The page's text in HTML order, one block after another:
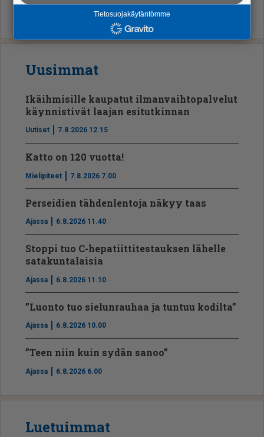
Uusimmat
Ikäihmisille kaupatut ilmanvaihtopalvelut
käynnistivät laajan esitutkinnan
Uutiset 7.8.2026 12.15
Katto on 120 vuotta!
Mielipiteet 7.8.2026 7.00
Perseidien tähdenlentoja näkyy taas
Ajassa 6.8.2026 11.40
Stoppi tuo C-hepatiit­ti­tes­tauksen lähelle
satakuntalaisia
Ajassa 6.8.2026 11.10
”Luonto tuo sielunrauhaa ja tuntuu kodilta”
Ajassa 6.8.2026 10.00
”Teen niin kuin sydän sanoo”
Ajassa 6.8.2026 6.00
Luetuimmat
Tietosuojakäytäntömme